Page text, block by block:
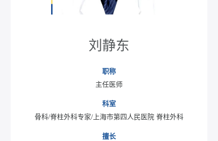
刘静东
职称
主任医师
科室
骨科/脊柱外科专家/上海市第四人民医院 脊柱外科
擅长